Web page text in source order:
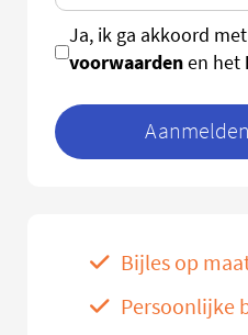
Ja, ik ga akkoord
voorwaardenen het
Bijles op
Persoonlijke